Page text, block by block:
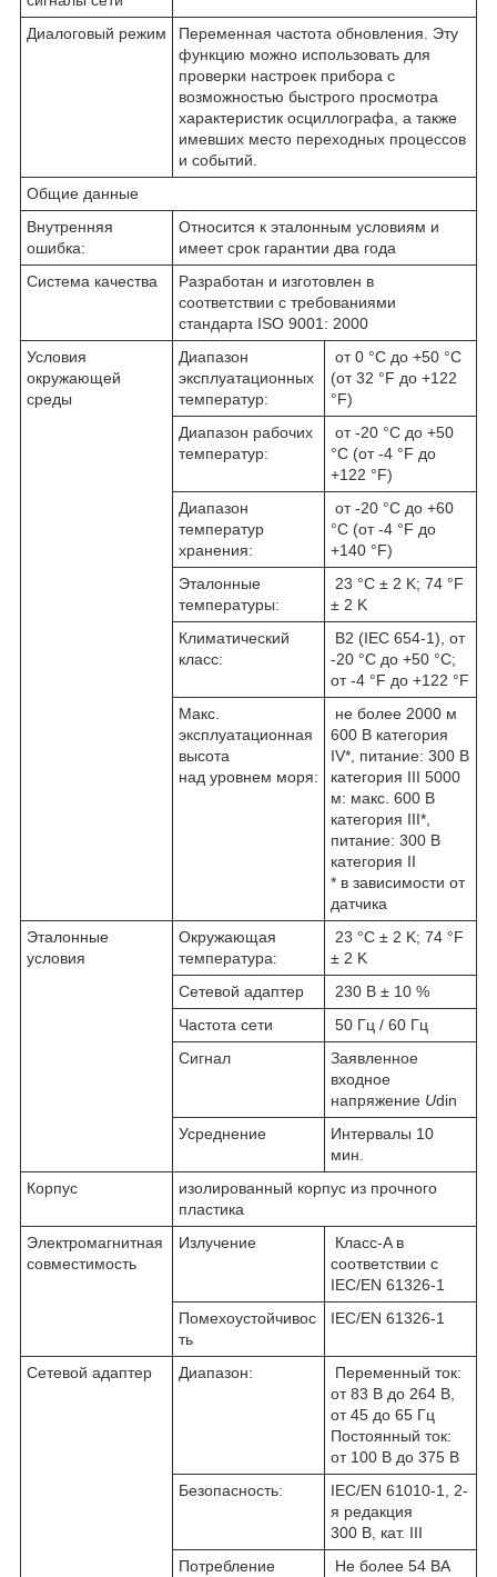
Диалоговый режим
Переменная частота обновления. Эту
функцию можно использовать для
проверки настроек прибора с
возможностью быстрого просмотра
характеристик осциллографа, а также
имевших место переходных процессов
и событий.
Общие данные
Внутренняя
ошибка:
Относится к эталонным условиям и
имеет срок гарантии два года
Система качества
Разработан и изготовлен в
соответствии с требованиями
стандарта ISO 9001: 2000
Условия
окружающей
среды
Диапазон
эксплуатационных
температур:
от 0 °C до +50 °C
(от 32 °F до +122
°F)
Диапазон рабочих
температур:
от -20 °C до +50
°C (от -4 °F до
+122 °F)
Диапазон
температур
хранения:
от -20 °C до +60
°C (от -4 °F до
+140 °F)
Эталонные
температуры:
23 °C ± 2 K; 74 °F
± 2 K
Климатический
класс:
B2 (IEC 654-1), от
-20 °C до +50 °C;
от -4 °F до +122 °F
Макс.
эксплуатационная
высота
над уровнем моря:
не более 2000 м
600 В категория
IV*, питание: 300 В
категория III 5000
м: макс. 600 В
категория III*,
питание: 300 В
категория II
* в зависимости от
датчика
Эталонные
условия
Окружающая
температура:
23 °C ± 2 K; 74 °F
± 2 K
Сетевой адаптер
230 В ± 10 %
Частота сети
50 Гц / 60 Гц
Сигнал
Заявленное
входное
напряжение Udin
Усреднение
Интервалы 10
мин.
Корпус
изолированный корпус из прочного
пластика
Электромагнитная
совместимость
Излучение
Класс-A в
соответствии с
IEC/EN 61326-1
Помехоустойчивос
ть
IEC/EN 61326-1
Сетевой адаптер Диапазон:
Переменный ток:
от 83 В до 264 В,
от 45 до 65 Гц
Постоянный ток:
от 100 В до 375 В
Безопасность:
IEC/EN 61010-1, 2-
я редакция
300 В, кат. III
Потребление
Не более 54 ВА